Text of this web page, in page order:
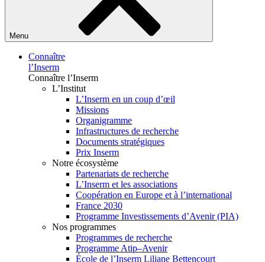
Menu
Connaître
l’Inserm
Connaître l’Inserm
L’Institut
L’Inserm en un coup d’œil
Missions
Organigramme
Infrastructures de recherche
Documents stratégiques
Prix Inserm
Notre écosystème
Partenariats de recherche
L’Inserm et les associations
Coopération en Europe et à l’international
France 2030
Programme Investissements d’Avenir (PIA)
Nos programmes
Programmes de recherche
Programme Atip–Avenir
École de l’Inserm Liliane Bettencourt